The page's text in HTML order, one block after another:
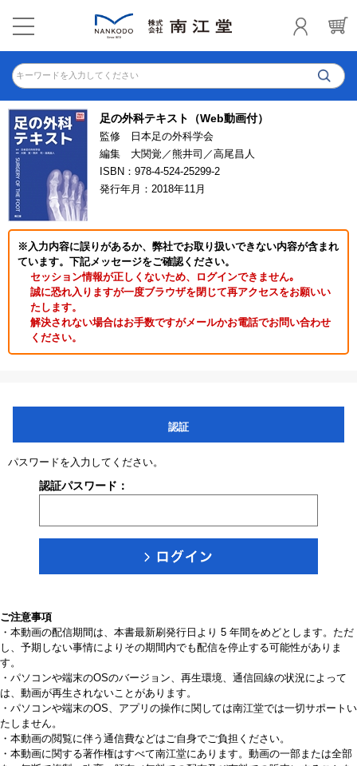
キーワードを入力してください
足の外科テキスト（Web動画付）
監修 日本足の外科学会
編集 大関覚／熊井司／高尾昌人
ISBN：978-4-524-25299-2
発行年月：2018年11月
※入力内容に誤りがあるか、弊社でお取り扱いできない内容が含まれ
ています。下記メッセージをご確認ください。
セッション情報が正しくないため、ログインできません｡
誠に恐れ入りますが一度ブラウザを閉じて再アクセスをお願いい
たします。
解決されない場合はお手数ですがメールかお電話でお問い合わせ
ください。
認証
パスワードを入力してください。
認証パスワード：
ご注意事項
・本動画の配信期間は、本書最新刷発行日より 5 年間をめどとします。ただ
し、予期しない事情によりその期間内でも配信を停止する可能性がありま
す。
・パソコンや端末のOSのバージョン、再生環境、通信回線の状況によって
は、動画が再生されないことがあります。
・パソコンや端末のOS、アプリの操作に関しては南江堂では一切サポートい
たしません。
・本動画の閲覧に伴う通信費などはご自身でご負担ください。
・本動画に関する著作権はすべて南江堂にあります。動画の一部または全部